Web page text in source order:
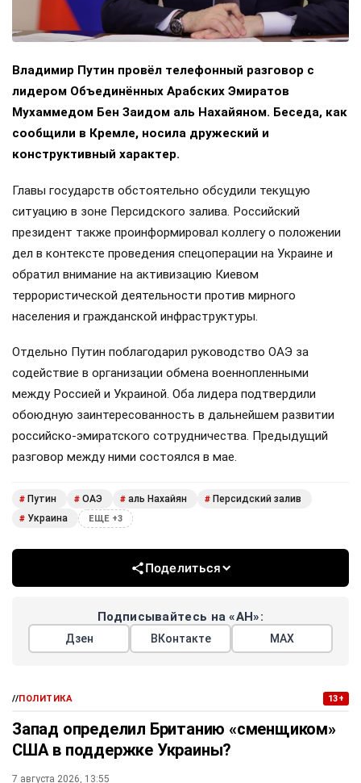
Владимир Путин провёл телефонный разговор с
лидером Объединённых Арабских Эмиратов
Мухаммедом Бен Заидом аль Нахайяном. Беседа, как
сообщили в Кремле, носила дружеский и
конструктивный характер.
Главы государств обстоятельно обсудили текущую
ситуацию в зоне Персидского залива. Российский
президент также проинформировал коллегу о положении
дел в контексте проведения спецоперации на Украине и
обратил внимание на активизацию Киевом
террористической деятельности против мирного
населения и гражданской инфраструктуры.
Отдельно Путин поблагодарил руководство ОАЭ за
содействие в организации обмена военнопленными
между Россией и Украиной. Оба лидера подтвердили
обоюдную заинтересованность в дальнейшем развитии
российско-эмиратского сотрудничества. Предыдущий
разговор между ними состоялся в мае.
# Путин # ОАЭ # аль Нахайян # Персидский залив
# Украина ЕЩЕ +3
Поделиться
Подписывайтесь на «АН»:
Дзен ВКонтакте МАХ
//ПОЛИТИКА 13+
Запад определил Британию «сменщиком»
США в поддержке Украины?
7 августа 2026, 13:55